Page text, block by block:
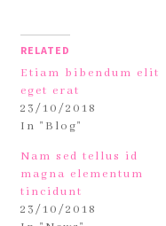
RELATED
Etiam bibendum elit
eget erat
23/10/2018
In "Blog"
Nam sed tellus id
magna elementum
tincidunt
23/10/2018